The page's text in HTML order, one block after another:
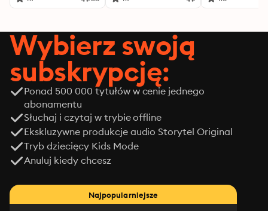
Wybierz swoją
subskrypcję:
Ponad 500 000 tytułów w cenie jednego
abonamentu
Słuchaj i czytaj w trybie offline
Ekskluzywne produkcje audio Storytel Original
Tryb dziecięcy Kids Mode
Anuluj kiedy chcesz
Najpopularniejsze